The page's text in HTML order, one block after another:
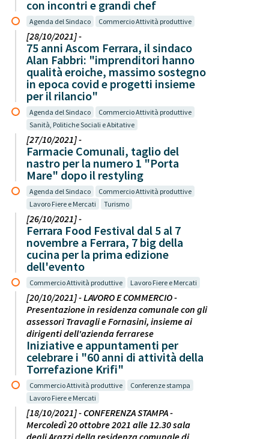
con incontri e grandi chef
Agenda del Sindaco Commercio Attività produttive
[28/10/2021] -
75 anni Ascom Ferrara, il sindaco
Alan Fabbri: "imprenditori hanno
qualità eroiche, massimo sostegno
in epoca covid e progetti insieme
per il rilancio"
Agenda del Sindaco
Commercio Attività produttive
Sanità, Politiche Sociali e Abitative
[27/10/2021] -
Farmacie Comunali, taglio del
nastro per la numero 1 "Porta
Mare" dopo il restyling
Agenda del Sindaco
Commercio Attività produttive
Lavoro Fiere e Mercati
Turismo
[26/10/2021] -
Ferrara Food Festival dal 5 al 7
novembre a Ferrara, 7 big della
cucina per la prima edizione
dell'evento
Commercio Attività produttive Lavoro Fiere e Mercati
[20/10/2021] - LAVORO E COMMERCIO -
Presentazione in residenza comunale con gli
assessori Travagli e Fornasini, insieme ai
dirigenti dell'azienda ferrarese
Iniziative e appuntamenti per
celebrare i "60 anni di attività della
Torrefazione Krifi"
Commercio Attività produttive
Conferenze stampa
Lavoro Fiere e Mercati
[18/10/2021] - CONFERENZA STAMPA -
Mercoledì 20 ottobre 2021 alle 12.30 sala